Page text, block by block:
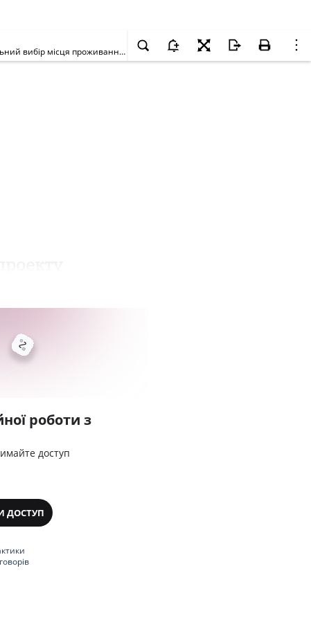
Про направлення на повторне друге читання проекту Закону України про внесення змін до Закону України "Про свободу пересування та вільний вибір місця проживання в Україні"
роботи з
доступ
ДОСТУП